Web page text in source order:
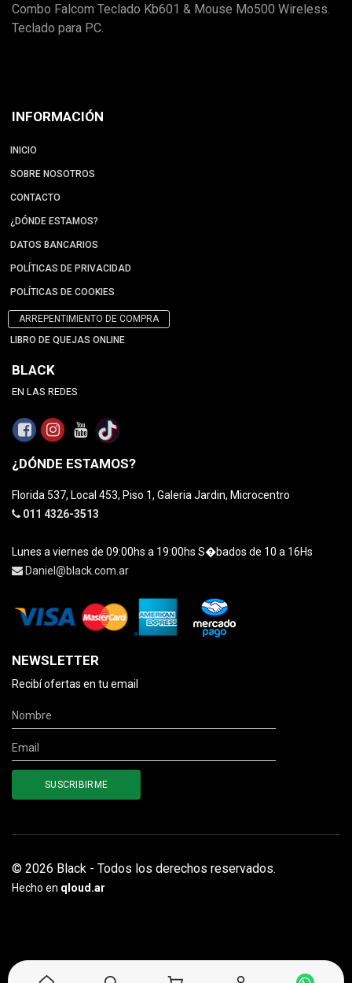
Combo Falcom Teclado Kb601 & Mouse Mo500 Wireless.
Teclado para PC.
INFORMACIÓN
INICIO
SOBRE NOSOTROS
CONTACTO
¿DÓNDE ESTAMOS?
DATOS BANCARIOS
POLÍTICAS DE PRIVACIDAD
POLÍTICAS DE COOKIES
ARREPENTIMIENTO DE COMPRA
LIBRO DE QUEJAS ONLINE
BLACK
EN LAS REDES
¿DÓNDE ESTAMOS?
Florida 537, Local 453, Piso 1, Galeria Jardin, Microcentro
011 4326-3513
Lunes a viernes de 09:00hs a 19:00hs S�bados de 10 a 16Hs
Daniel@black.com.ar
NEWSLETTER
Recibí ofertas en tu email
© 2026 Black - Todos los derechos reservados.
Hecho en qloud.ar